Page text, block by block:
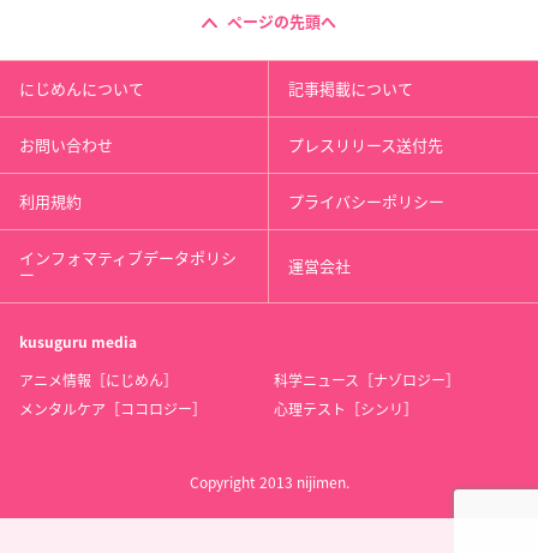
ページの先頭へ
にじめんについて 記事掲載について
お問い合わせ プレスリリース送付先
利用規約 プライバシーポリシー
インフォマティブデータポリシ
ー 運営会社
kusuguru media
アニメ情報［にじめん］
科学ニュース［ナゾロジー］
メンタルケア［ココロジー］
心理テスト［シンリ］
Copyright 2013 nijimen.